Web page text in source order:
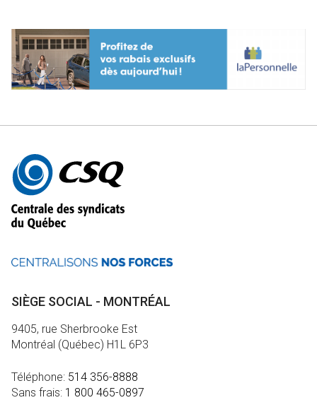
Autres
informations
SIÈGE SOCIAL - MONTRÉAL
9405, rue Sherbrooke Est
Montréal (Québec) H1L 6P3
Téléphone: 514 356-8888
Sans frais: 1 800 465-0897